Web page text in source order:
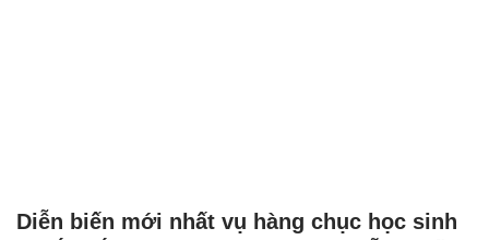
Diễn biến mới nhất vụ hàng chục học sinh